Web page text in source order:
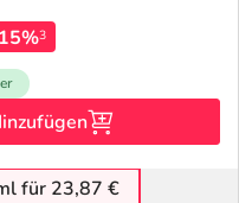
3
für 23,87 €